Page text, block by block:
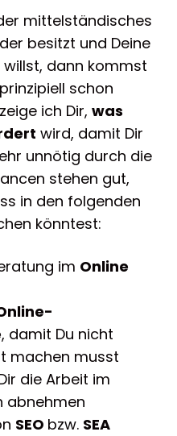
mittelständisches
besitzt und Deine
dann kommst
schon
ich Dir, was
wird, damit Dir
unnötig durch die
stehen gut,
in den folgenden
könntest:
im Online
, damit Du nicht
machen musst
die Arbeit im
abnehmen
SEO bzw. SEA